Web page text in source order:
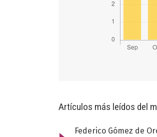
Artículos más leídos del
Federico Gómez de